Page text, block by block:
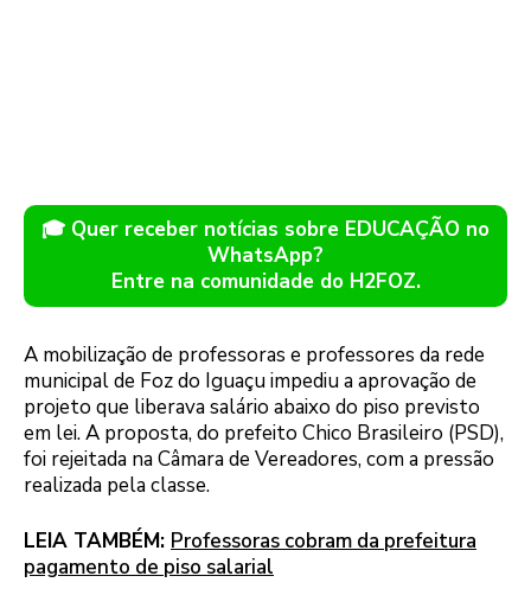
🎓 Quer receber notícias sobre EDUCAÇÃO no
WhatsApp?
Entre na comunidade do H2FOZ.
A mobilização de professoras e professores da rede
municipal de Foz do Iguaçu impediu a aprovação de
projeto que liberava salário abaixo do piso previsto
em lei. A proposta, do prefeito Chico Brasileiro (PSD),
foi rejeitada na Câmara de Vereadores, com a pressão
realizada pela classe.
LEIA TAMBÉM: Professoras cobram da prefeitura
pagamento de piso salarial